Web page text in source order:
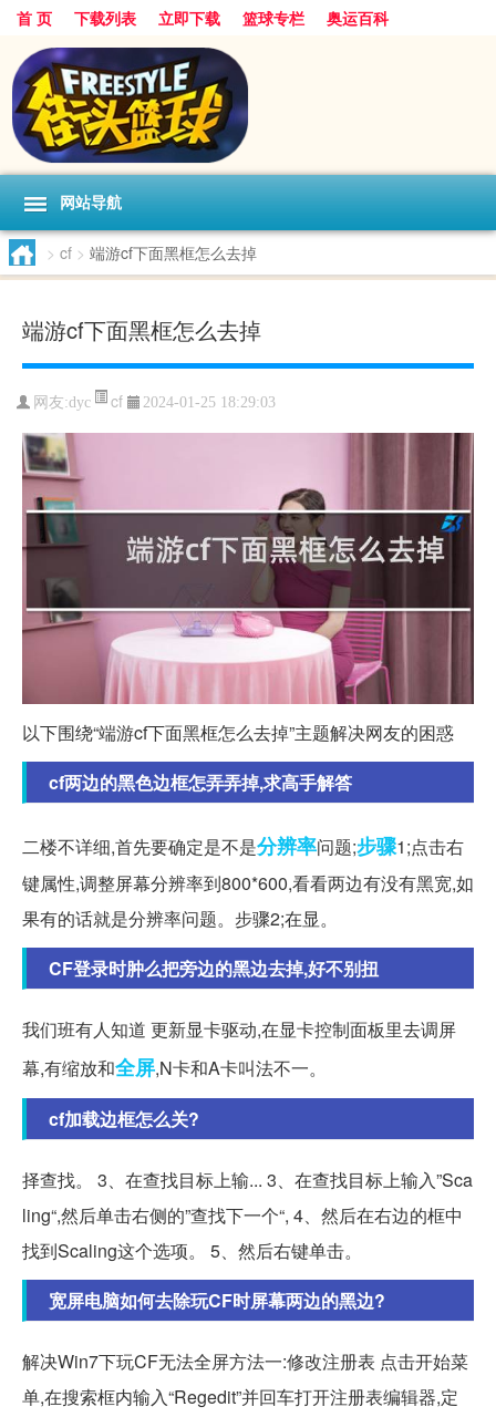
首 页 下载列表 立即下载 篮球专栏 奥运百科
网站导航
> cf > 端游cf下面黑框怎么去掉
端游cf下面黑框怎么去掉
网友:dyc cf 2024-01-25 18:29:03
以下围绕“端游cf下面黑框怎么去掉”主题解决网友的困惑
cf两边的黑色边框怎弄弄掉,求高手解答
二楼不详细,首先要确定是不是分辨率问题;步骤1;点击右
键属性,调整屏幕分辨率到800*600,看看两边有没有黑宽,如
果有的话就是分辨率问题。步骤2;在显。
CF登录时肿么把旁边的黑边去掉,好不别扭
我们班有人知道 更新显卡驱动,在显卡控制面板里去调屏
幕,有缩放和全屏,N卡和A卡叫法不一。
cf加载边框怎么关?
择查找。 3、在查找目标上输... 3、在查找目标上输入”Sca
ling“,然后单击右侧的”查找下一个“, 4、然后在右边的框中
找到Scaling这个选项。 5、然后右键单击。
宽屏电脑如何去除玩CF时屏幕两边的黑边?
解决Win7下玩CF无法全屏方法一:修改注册表 点击开始菜
单,在搜索框内输入“Regedit”并回车打开注册表编辑器,定